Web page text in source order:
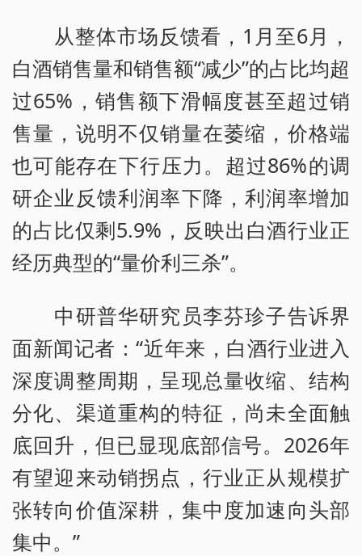
从整体市场反馈看，1月至6月，
白酒销售量和销售额“减少”的占比均超
过65%，销售额下滑幅度甚至超过销
售量，说明不仅销量在萎缩，价格端
也可能存在下行压力。超过86%的调
研企业反馈利润率下降，利润率增加
的占比仅剩5.9%，反映出白酒行业正
经历典型的“量价利三杀”。
中研普华研究员李芬珍子告诉界
面新闻记者：“近年来，白酒行业进入
深度调整周期，呈现总量收缩、结构
分化、渠道重构的特征，尚未全面触
底回升，但已显现底部信号。2026年
有望迎来动销拐点，行业正从规模扩
张转向价值深耕，集中度加速向头部
集中。”